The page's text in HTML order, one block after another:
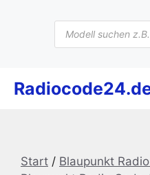
Products
search
Start / Blaupunkt